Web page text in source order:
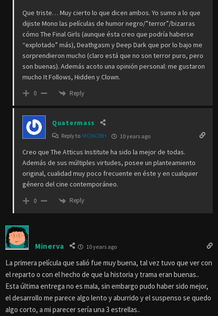
Que triste… Muy cierto lo que dicen ambos. Yo sumo a lo que
dijiste Mono las películas de humor negro/”terror”/bizarras
cómo The Final Girls (aunque ésta creo que podría haberse
“explotado” más), Deathgasm y Deep Dark que por lo bajo me
sorprendieron mucho (claro está que no son terror puro, pero
son buenas). Además acoto una opinión personal: me gustaron
mucho It Follows, Hidden y Clown.
0 Reply
Quatermass
Reply to MONOBH 10 years ago
Creo que The Atticus Institute ha sido la mejor de todas.
Además de sus múltiples virtudes, posee un planteamiento
original, cualidad muy poco frecuente en éste y en cualquier
género del cine contemporáneo.
0 Reply
Minerva 10 years ago
La primera película que salió fue muy buena, tal vez tuvo que ver con
el reparto o con el hecho de que la historia y trama eran buenas..
Esta última entrega no es mala, sin embargo pudo haber sido mejor,
el desarrollo me parece algo lento y aburrido y el suspenso se quedo
algo corto, a mi parecer sería una 3 estrellas..